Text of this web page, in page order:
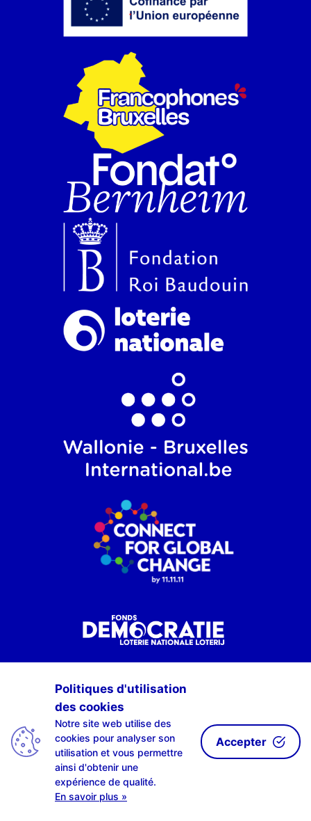
Politiques d'utilisation
des cookies
Notre site web utilise des
cookies pour analyser son
utilisation et vous permettre
ainsi d'obtenir une
expérience de qualité.
En savoir plus »
Accepter